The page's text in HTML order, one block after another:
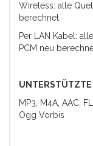
Wireless: alle
berechnet
Per LAN Kabel:
PCM neu
UNTERSTÜTZTE
MP3, M4A, AAC,
Ogg Vorbis